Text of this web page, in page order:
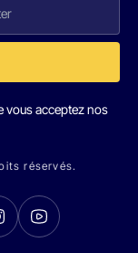
vous acceptez nos
réservés.